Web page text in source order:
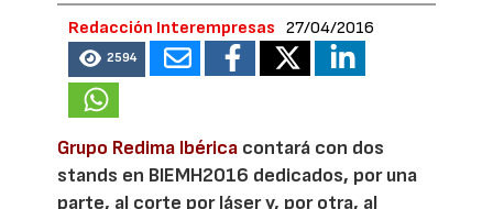
Redacción Interempresas 27/04/2016
2594
Grupo Redima Ibérica contará con dos
stands en BIEMH2016 dedicados, por una
parte, al corte por láser y, por otra, al